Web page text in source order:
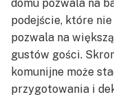
domu pozwala na
podejście, które
pozwala na
gustów gości.
komunijne może
przygotowania i